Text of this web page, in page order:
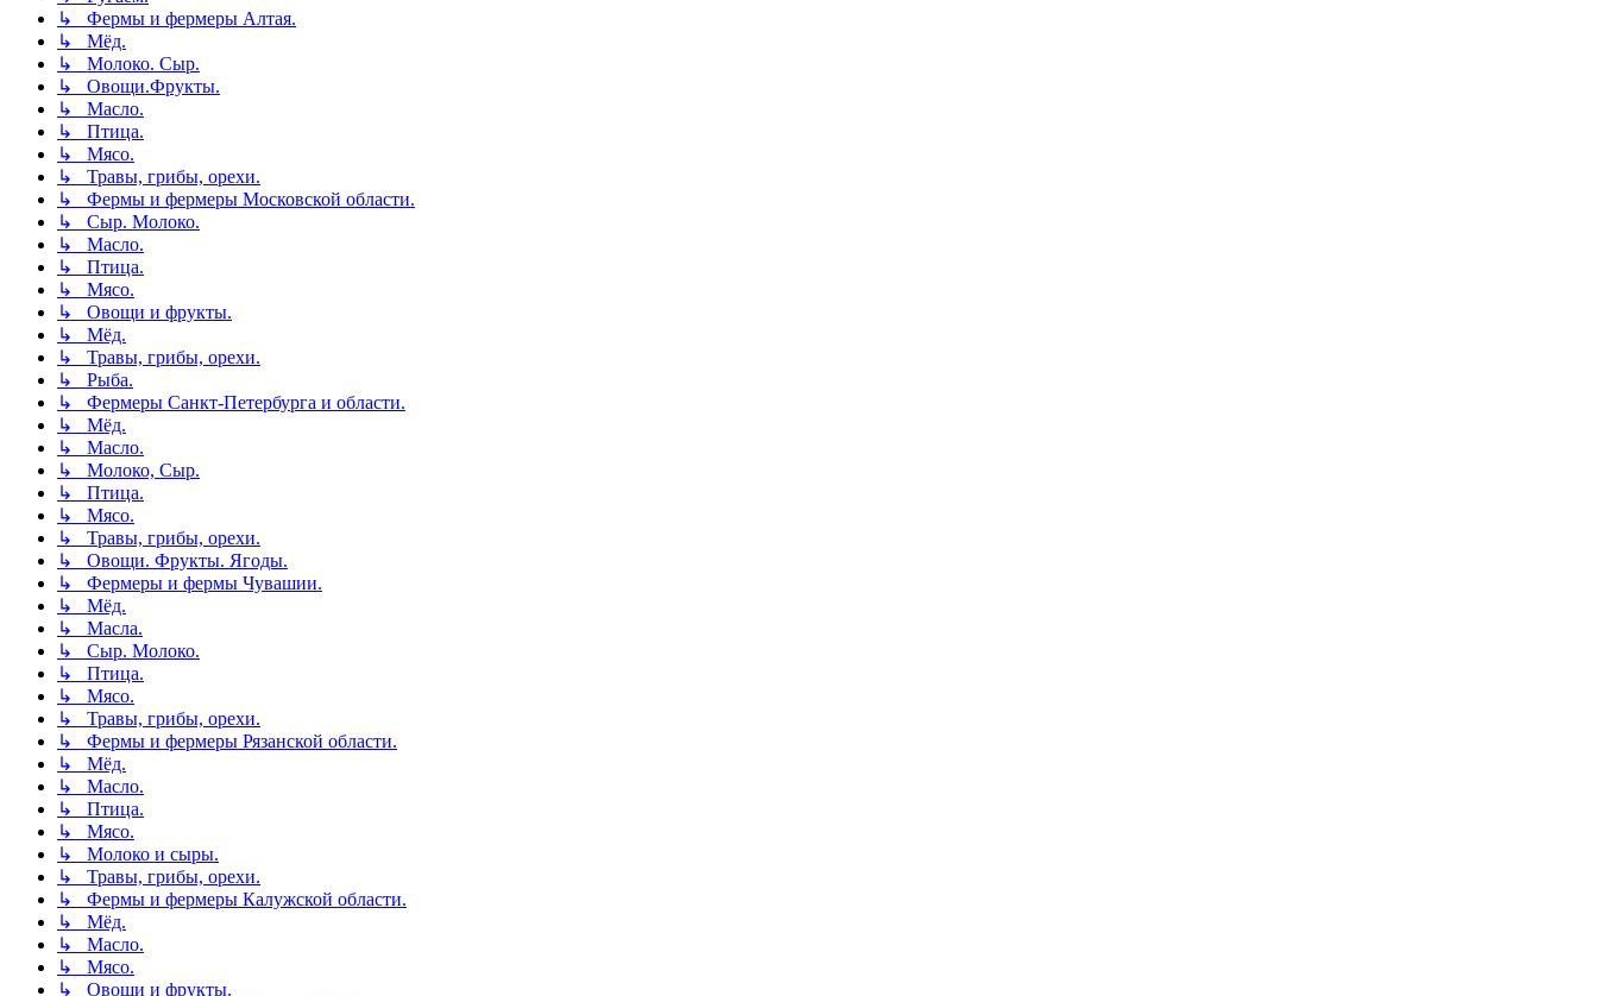
↳ Фермы и фермеры Алтая.
↳ Мёд.
↳ Молоко. Сыр.
↳ Овощи.Фрукты.
↳ Масло.
↳ Птица.
↳ Мясо.
↳ Травы, грибы, орехи.
↳ Фермы и фермеры Московской области.
↳ Сыр. Молоко.
↳ Масло.
↳ Птица.
↳ Мясо.
↳ Овощи и фрукты.
↳ Мёд.
↳ Травы, грибы, орехи.
↳ Рыба.
↳ Фермеры Санкт-Петербурга и области.
↳ Мёд.
↳ Масло.
↳ Молоко, Сыр.
↳ Птица.
↳ Мясо.
↳ Травы, грибы, орехи.
↳ Овощи. Фрукты. Ягоды.
↳ Фермеры и фермы Чувашии.
↳ Мёд.
↳ Масла.
↳ Сыр. Молоко.
↳ Птица.
↳ Мясо.
↳ Травы, грибы, орехи.
↳ Фермы и фермеры Рязанской области.
↳ Мёд.
↳ Масло.
↳ Птица.
↳ Мясо.
↳ Молоко и сыры.
↳ Травы, грибы, орехи.
↳ Фермы и фермеры Калужской области.
↳ Мёд.
↳ Масло.
↳ Мясо.
↳ Овощи и фрукты.